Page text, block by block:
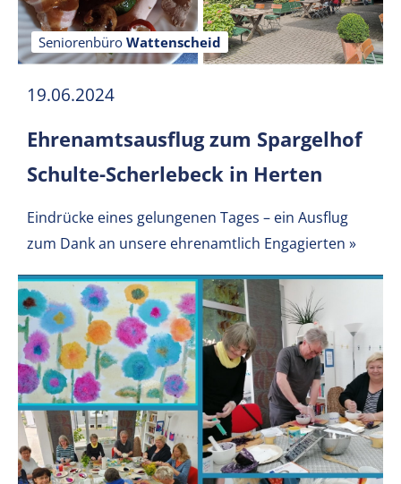
Seniorenbüro Wattenscheid
19.06.2024
Ehrenamtsausflug zum Spargelhof
Schulte-Scherlebeck in Herten
Eindrücke eines gelungenen Tages – ein Ausflug
zum Dank an unsere ehrenamtlich Engagierten »